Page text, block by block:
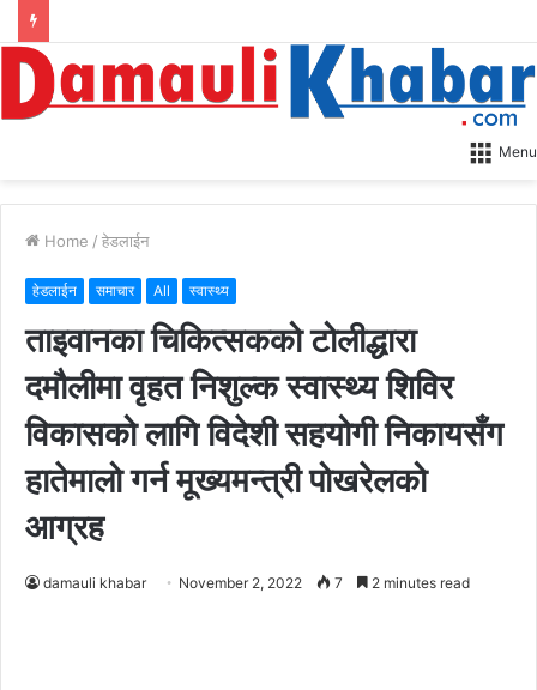
Menu
Home / हेडलाईन
हेडलाईन समाचार All स्वास्थ्य
ताइवानका चिकित्सकको टोलीद्धारा
दमौलीमा वृहत निशुल्क स्वास्थ्य शिविर
विकासको लागि विदेशी सहयोगी निकायसँग
हातेमालो गर्न मूख्यमन्त्री पोखरेलको
आग्रह
damauli khabar November 2, 2022 7 2 minutes read